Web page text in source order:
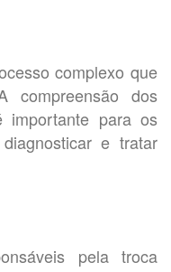
complexo que
dos
importante para os
e tratar
pela troca